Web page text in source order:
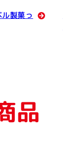
製菓っ
品